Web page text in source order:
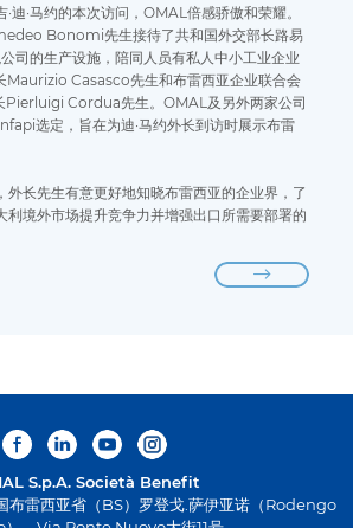
迪·马约的本次访问，OMAL倍感骄傲和荣耀。
Bonomi先生接待了共和国外交部长路易
公司的生产设施，陪同人员有私人中小工业企业
Maurizio Casasco先生和布雷西亚企业联合会
Pierluigi Cordua先生。OMAL及另外两家公司
选定，旨在为迪·马约外长到访时展示布雷
外长先生有意更好地知晓布雷西亚的企业界，了
利境外市场提升竞争力并增强出口所需要部署的
S.p.A. Società Benefit
布雷西亚省（BS）罗登戈.萨伊亚诺（Rodengo